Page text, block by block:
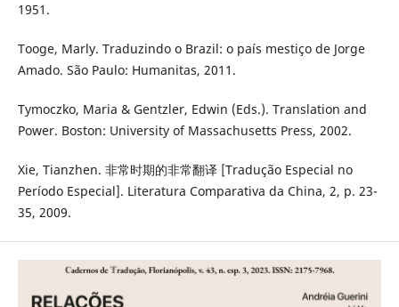
1951.
Tooge, Marly. Traduzindo o Brazil: o país mestiço de Jorge
Amado. São Paulo: Humanitas, 2011.
Tymoczko, Maria & Gentzler, Edwin (Eds.). Translation and
Power. Boston: University of Massachusetts Press, 2002.
Xie, Tianzhen. 非常时期的非常翻译 [Tradução Especial no
Período Especial]. Literatura Comparativa da China, 2, p. 23-
35, 2009.